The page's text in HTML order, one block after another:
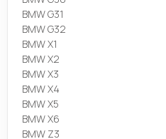
BMW G31
BMW G32
BMW X1
BMW X2
BMW X3
BMW X4
BMW X5
BMW X6
BMW Z3